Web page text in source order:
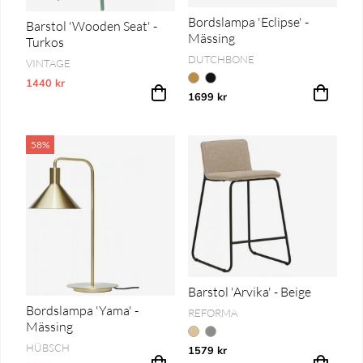
Barstol 'Wooden Seat' -
Turkos
VINTAGE
1440 kr
Vårt lägsta pris 1-30 dagar innan prissänkning
Bordslampa 'Eclipse' -
Mässing
DUTCHBONE
1699 kr
58%
Bordslampa 'Yama' -
Mässing
HÜBSCH
Barstol 'Arvika' - Beige
REFORMA
1579 kr